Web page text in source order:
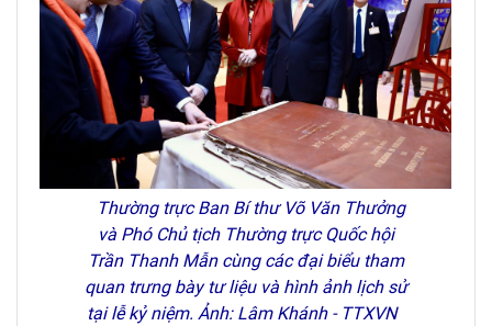
Thường trực Ban Bí thư Võ Văn Thưởng
và Phó Chủ tịch Thường trực Quốc hội
Trần Thanh Mẫn cùng các đại biểu tham
quan trưng bày tư liệu và hình ảnh lịch sử
tại lễ kỷ niệm. Ảnh: Lâm Khánh - TTXVN